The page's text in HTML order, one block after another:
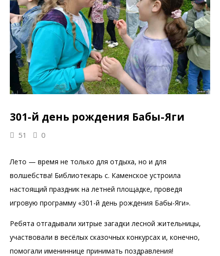
301-й день рождения Бабы-Яги
51 0
Лето — время не только для отдыха, но и для
волшебства! Библиотекарь с. Каменское устроила
настоящий праздник на летней площадке, проведя
игровую программу «301-й день рождения Бабы-Яги».
Ребята отгадывали хитрые загадки лесной жительницы,
участвовали в весёлых сказочных конкурсах и, конечно,
помогали имениннице принимать поздравления!